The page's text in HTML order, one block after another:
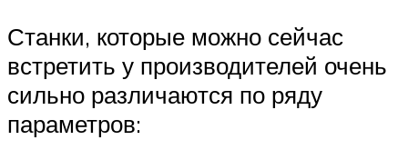
Станки, которые можно сейчас
встретить у производителей очень
сильно различаются по ряду
параметров: